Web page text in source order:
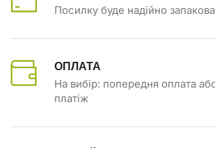
Посилку буде надійно
ОПЛАТА
На вибір: попередня оплата
платіж